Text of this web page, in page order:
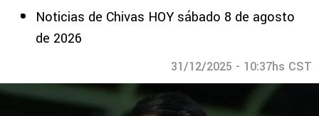
Noticias de Chivas HOY sábado 8 de agosto
de 2026
31/12/2025 - 10:37hs CST